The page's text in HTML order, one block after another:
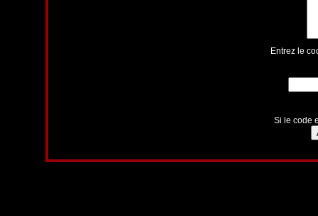
Entrez le
Si le code